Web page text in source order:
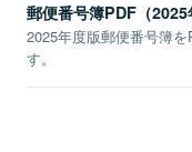
郵便番号簿PDF（2025
2025年度版郵便番号簿
す。